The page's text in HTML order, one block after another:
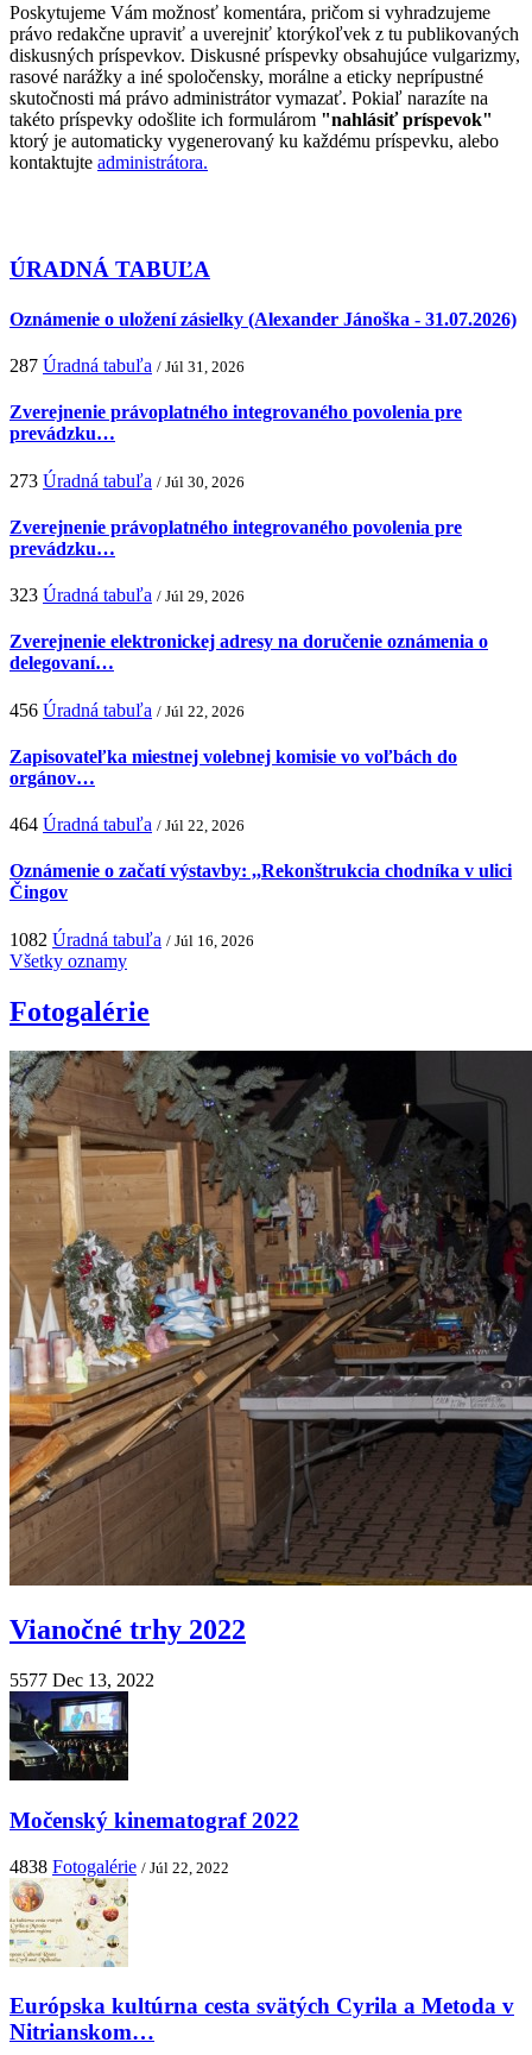
Poskytujeme Vám možnosť komentára, pričom si vyhradzujeme
právo redakčne upraviť a uverejniť ktorýkoľvek z tu publikovaných
diskusných príspevkov. Diskusné príspevky obsahujúce vulgarizmy,
rasové narážky a iné spoločensky, morálne a eticky neprípustné
skutočnosti má právo administrátor vymazať. Pokiaľ narazíte na
takéto príspevky odošlite ich formulárom "nahlásiť príspevok"
ktorý je automaticky vygenerovaný ku každému príspevku, alebo
kontaktujte administrátora.
ÚRADNÁ TABUĽA
Oznámenie o uložení zásielky (Alexander Jánoška - 31.07.2026)
287 Úradná tabuľa / Júl 31, 2026
Zverejnenie právoplatného integrovaného povolenia pre
prevádzku…
273 Úradná tabuľa / Júl 30, 2026
Zverejnenie právoplatného integrovaného povolenia pre
prevádzku…
323 Úradná tabuľa / Júl 29, 2026
Zverejnenie elektronickej adresy na doručenie oznámenia o
delegovaní…
456 Úradná tabuľa / Júl 22, 2026
Zapisovateľka miestnej volebnej komisie vo voľbách do
orgánov…
464 Úradná tabuľa / Júl 22, 2026
Oznámenie o začatí výstavby: ,,Rekonštrukcia chodníka v ulici
Čingov
1082 Úradná tabuľa / Júl 16, 2026
Všetky oznamy
Fotogalérie
Vianočné trhy 2022
5577 Dec 13, 2022
Močenský kinematograf 2022
4838 Fotogalérie / Júl 22, 2022
Európska kultúrna cesta svätých Cyrila a Metoda v
Nitrianskom…